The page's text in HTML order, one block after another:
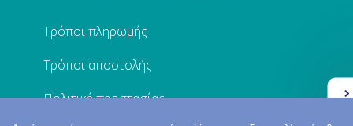
Τρόποι πληρωμής
Τρόποι αποστολής
Πολιτική προστασίας